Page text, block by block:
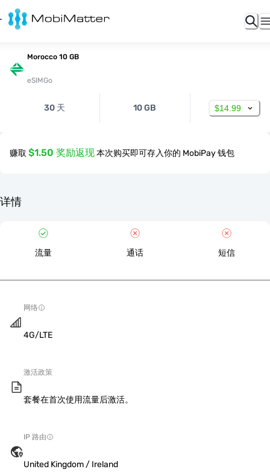
Morocco 10 GB
eSIMGo
30 天 10 GB $14.99
赚取 $1.50 奖励返现本次购买即可存入你的 MobiPay 钱包
详情
流量 通话 短信
网络
4G/LTE
激活政策
套餐在首次使用流量后激活。
IP 路由
United Kingdom / Ireland